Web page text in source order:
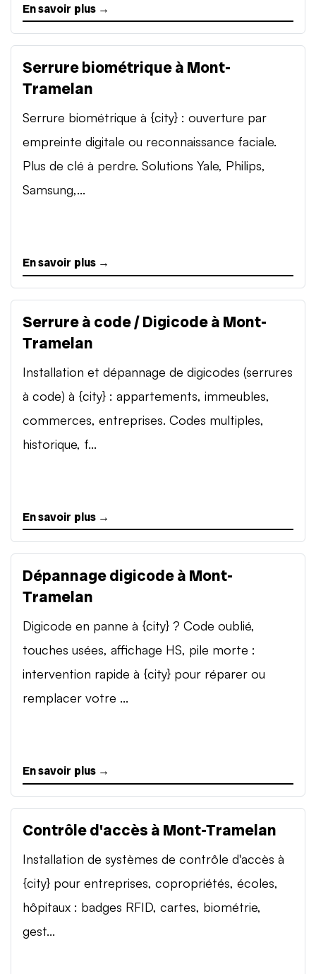
En savoir plus →
Serrure biométrique à Mont-
Tramelan
Serrure biométrique à {city} : ouverture par
empreinte digitale ou reconnaissance faciale.
Plus de clé à perdre. Solutions Yale, Philips,
Samsung,...
En savoir plus →
Serrure à code / Digicode à Mont-
Tramelan
Installation et dépannage de digicodes (serrures
à code) à {city} : appartements, immeubles,
commerces, entreprises. Codes multiples,
historique, f...
En savoir plus →
Dépannage digicode à Mont-
Tramelan
Digicode en panne à {city} ? Code oublié,
touches usées, affichage HS, pile morte :
intervention rapide à {city} pour réparer ou
remplacer votre ...
En savoir plus →
Contrôle d'accès à Mont-Tramelan
Installation de systèmes de contrôle d'accès à
{city} pour entreprises, copropriétés, écoles,
hôpitaux : badges RFID, cartes, biométrie,
gest...